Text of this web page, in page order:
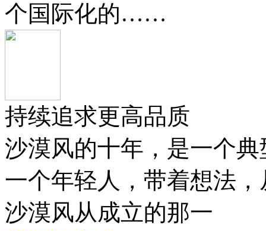
个国际化的……
持续追求更高品质
沙漠风的十年，是一个
一个年轻人，带着想法
沙漠风从成立的那一